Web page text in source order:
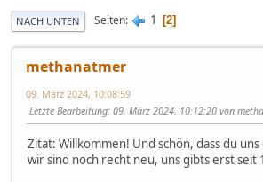
NACH UNTEN Seiten 1 2
methanatmer
09. März 2024, 10:08:59
Letzte Bearbeitung: 09. März 2024, 10:12:20 von
Zitat: Willkommen! Und schön, dass du
wir sind noch recht neu, uns gibts erst seit